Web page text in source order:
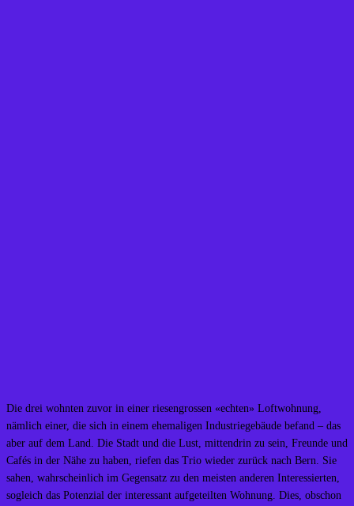
Die drei wohnten zuvor in einer riesengrossen «echten» Loftwohnung,
nämlich einer, die sich in einem ehemaligen Industriegebäude befand – das
aber auf dem Land. Die Stadt und die Lust, mittendrin zu sein, Freunde und
Cafés in der Nähe zu haben, riefen das Trio wieder zurück nach Bern. Sie
sahen, wahrscheinlich im Gegensatz zu den meisten anderen Interessierten,
sogleich das Potenzial der interessant aufgeteilten Wohnung. Dies, obschon